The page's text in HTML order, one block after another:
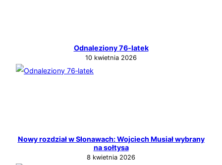
Odnaleziony 76‑latek
10 kwietnia 2026
Nowy rozdział w Słonawach: Wojciech Musiał wybrany
na sołtysa
8 kwietnia 2026